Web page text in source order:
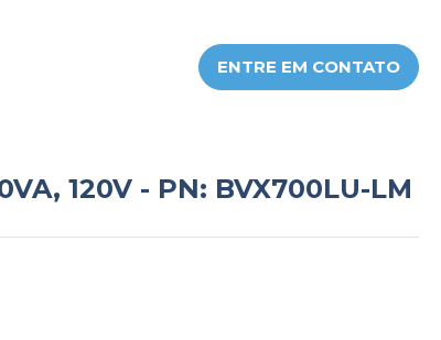
ENTRE EM CONTATO
120V - PN: BVX700LU-LM